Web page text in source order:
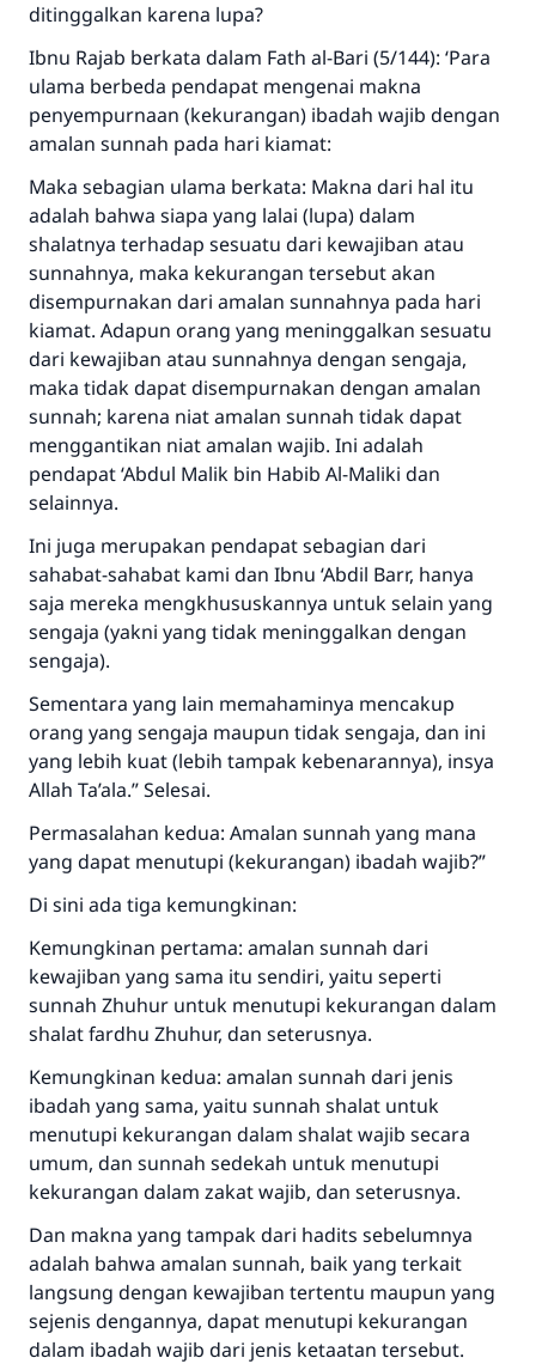
ditinggalkan karena lupa?
Ibnu Rajab berkata dalam Fath al-Bari (5/144): ‘Para
ulama berbeda pendapat mengenai makna
penyempurnaan (kekurangan) ibadah wajib dengan
amalan sunnah pada hari kiamat:
Maka sebagian ulama berkata: Makna dari hal itu
adalah bahwa siapa yang lalai (lupa) dalam
shalatnya terhadap sesuatu dari kewajiban atau
sunnahnya, maka kekurangan tersebut akan
disempurnakan dari amalan sunnahnya pada hari
kiamat. Adapun orang yang meninggalkan sesuatu
dari kewajiban atau sunnahnya dengan sengaja,
maka tidak dapat disempurnakan dengan amalan
sunnah; karena niat amalan sunnah tidak dapat
menggantikan niat amalan wajib. Ini adalah
pendapat ‘Abdul Malik bin Habib Al-Maliki dan
selainnya.
Ini juga merupakan pendapat sebagian dari
sahabat-sahabat kami dan Ibnu ‘Abdil Barr, hanya
saja mereka mengkhususkannya untuk selain yang
sengaja (yakni yang tidak meninggalkan dengan
sengaja).
Sementara yang lain memahaminya mencakup
orang yang sengaja maupun tidak sengaja, dan ini
yang lebih kuat (lebih tampak kebenarannya), insya
Allah Ta’ala.” Selesai.
Permasalahan kedua: Amalan sunnah yang mana
yang dapat menutupi (kekurangan) ibadah wajib?”
Di sini ada tiga kemungkinan:
Kemungkinan pertama: amalan sunnah dari
kewajiban yang sama itu sendiri, yaitu seperti
sunnah Zhuhur untuk menutupi kekurangan dalam
shalat fardhu Zhuhur, dan seterusnya.
Kemungkinan kedua: amalan sunnah dari jenis
ibadah yang sama, yaitu sunnah shalat untuk
menutupi kekurangan dalam shalat wajib secara
umum, dan sunnah sedekah untuk menutupi
kekurangan dalam zakat wajib, dan seterusnya.
Dan makna yang tampak dari hadits sebelumnya
adalah bahwa amalan sunnah, baik yang terkait
langsung dengan kewajiban tertentu maupun yang
sejenis dengannya, dapat menutupi kekurangan
dalam ibadah wajib dari jenis ketaatan tersebut.